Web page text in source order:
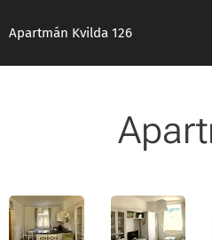
Apartmán Kvilda 126